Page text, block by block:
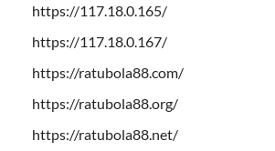
https://117.18.0.165/
https://117.18.0.167/
https://ratubola88.com/
https://ratubola88.org/
https://ratubola88.net/